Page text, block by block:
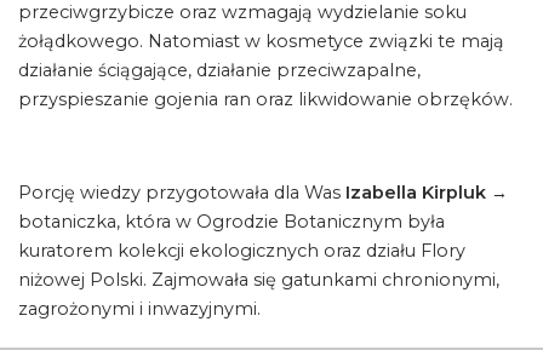
przeciwgrzybicze oraz wzmagają wydzielanie soku
żołądkowego. Natomiast w kosmetyce związki te mają
działanie ściągające, działanie przeciwzapalne,
przyspieszanie gojenia ran oraz likwidowanie obrzęków.
Porcję wiedzy przygotowała dla Was Izabella Kirpluk →
botaniczka, która w Ogrodzie Botanicznym była
kuratorem kolekcji ekologicznych oraz działu Flory
niżowej Polski. Zajmowała się gatunkami chronionymi,
zagrożonymi i inwazyjnymi.